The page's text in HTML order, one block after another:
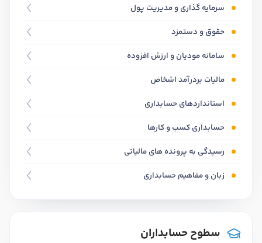
سرمایه گذاری و مدیریت پول
حقوق و دستمزد
سامانه مودیان و ارزش افزوده
مالیات بردرآمد اشخاص
استانداردهای حسابداری
حسابداری کسب و کارها
رسیدگی به پرونده های مالیاتی
زبان و مفاهیم حسابداری
سطوح حسابداران